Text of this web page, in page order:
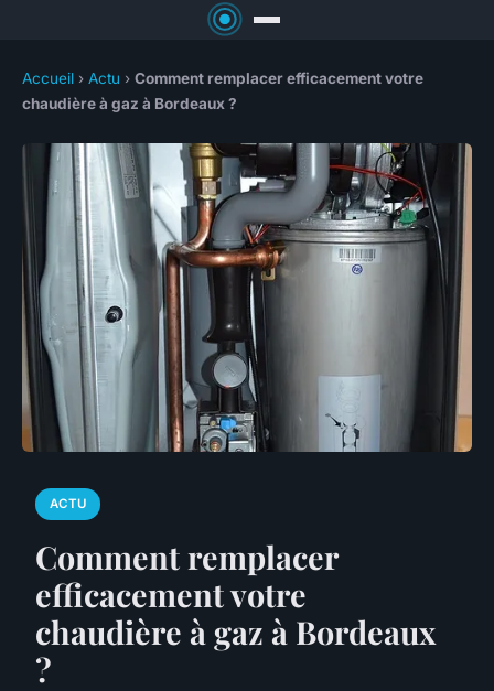
Accueil › Actu › Comment remplacer efficacement votre
chaudière à gaz à Bordeaux ?
ACTU
Comment remplacer
efficacement votre
chaudière à gaz à Bordeaux
?